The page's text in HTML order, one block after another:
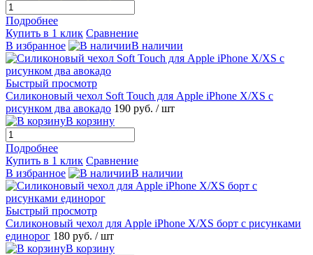
Подробнее
Купить в 1 клик Сравнение
В избранное
В наличии
Быстрый просмотр
Силиконовый чехол Soft Touch для Apple iPhone X/XS с
рисунком два авокадо 190 руб. / шт
В корзину
Подробнее
Купить в 1 клик Сравнение
В избранное
В наличии
Быстрый просмотр
Силиконовый чехол для Apple iPhone X/XS борт с рисунками
единорог 180 руб. / шт
В корзину